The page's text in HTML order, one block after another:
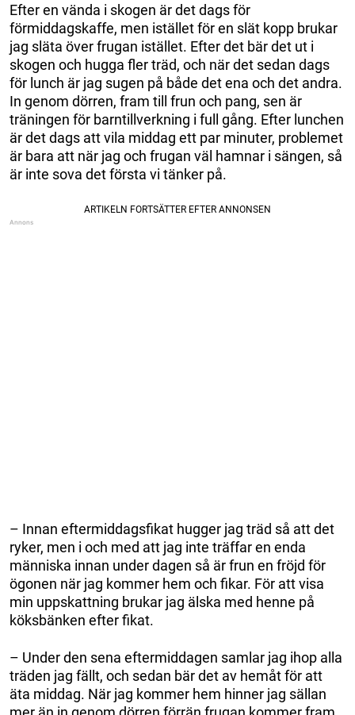
Efter en vända i skogen är det dags för
förmiddagskaffe, men istället för en slät kopp brukar
jag släta över frugan istället. Efter det bär det ut i
skogen och hugga fler träd, och när det sedan dags
för lunch är jag sugen på både det ena och det andra.
In genom dörren, fram till frun och pang, sen är
träningen för barntillverkning i full gång. Efter lunchen
är det dags att vila middag ett par minuter, problemet
är bara att när jag och frugan väl hamnar i sängen, så
är inte sova det första vi tänker på.
– Innan eftermiddagsfikat hugger jag träd så att det
ryker, men i och med att jag inte träffar en enda
människa innan under dagen så är frun en fröjd för
ögonen när jag kommer hem och fikar. För att visa
min uppskattning brukar jag älska med henne på
köksbänken efter fikat.
– Under den sena eftermiddagen samlar jag ihop alla
träden jag fällt, och sedan bär det av hemåt för att
äta middag. När jag kommer hem hinner jag sällan